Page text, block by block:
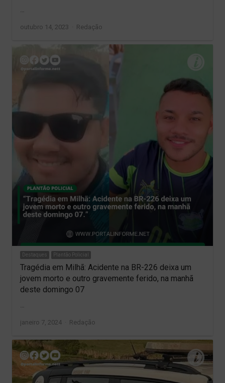
…
outubro 14, 2023 Author
Redação
Destaques Plantão Policial
Tragédia em Milhã: Acidente na BR-226 deixa um
jovem morto e outro gravemente ferido, na manhã
deste domingo 07
…
janeiro 7, 2024 Author
Redação